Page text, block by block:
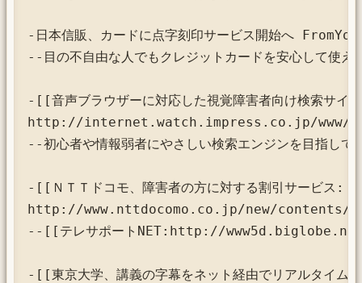
-日本信販、カードに点字刻印サービス開始へ
--目の不自由な人でもクレジットカードを安心して使
-[[音声ブラウザーに対応した視覚障害者向け検索サイ
http://internet.watch.impress.co.jp/www/
--初心者や情報弱者にやさしい検索エンジンを目指し
-[[ＮＴＴドコモ、障害者の方に対する割引サービス:
http://www.nttdocomo.co.jp/new/contents/
--[[テレサポートNET:http://
-[[東京大学、講義の字幕をネット経由でリアルタイム